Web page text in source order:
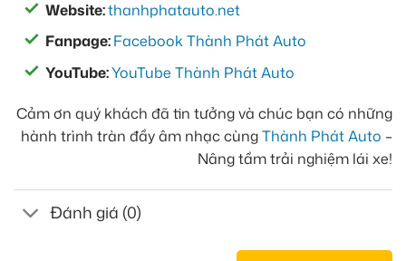
Website:thanhphatauto.net
Fanpage:Facebook Thành Phát Auto
YouTube:YouTube Thành Phát Auto
Cảm ơn quý khách đã tin tưởng và chúc bạn có những
hành trình tràn đầy âm nhạc cùngThành Phát Auto –
Nâng tầm trải nghiệm lái xe!
Đánh giá (0)